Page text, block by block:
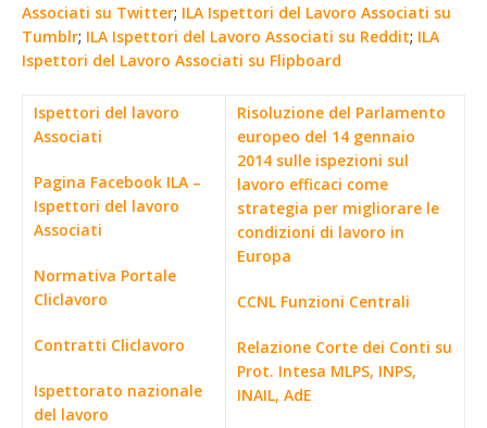
Associati su Twitter; ILA Ispettori del Lavoro Associati su
Tumblr; ILA Ispettori del Lavoro Associati su Reddit; ILA
Ispettori del Lavoro Associati su Flipboard
Ispettori del lavoro
Associati
Pagina Facebook ILA –
Ispettori del lavoro
Associati
Normativa Portale
Cliclavoro
Contratti Cliclavoro
Ispettorato nazionale
del lavoro
Risoluzione del Parlamento
europeo del 14 gennaio
2014 sulle ispezioni sul
lavoro efficaci come
strategia per migliorare le
condizioni di lavoro in
Europa
CCNL Funzioni Centrali
Relazione Corte dei Conti su
Prot. Intesa MLPS, INPS,
INAIL, AdE